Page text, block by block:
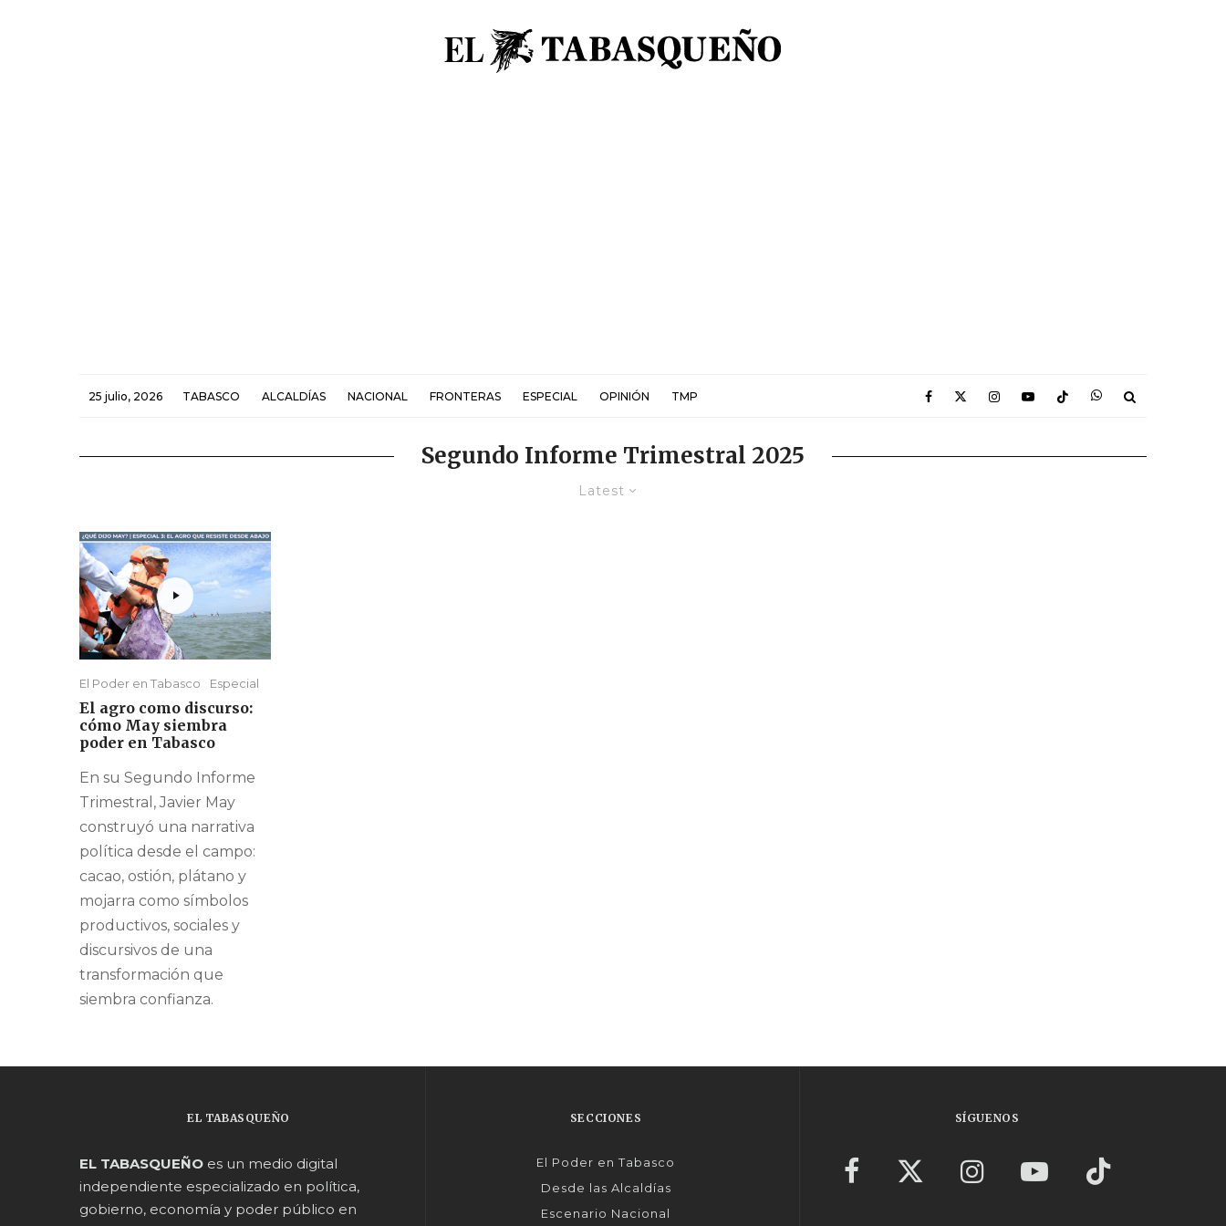
25 julio, 2026 TABASCO ALCALDÍAS NACIONAL FRONTERAS ESPECIAL OPINIÓN TMP
Segundo Informe Trimestral 2025
Latest
El Poder en Tabasco Especial
El agro como discurso:
cómo May siembra
poder en Tabasco
En su Segundo Informe
Trimestral, Javier May
construyó una narrativa
política desde el campo:
cacao, ostión, plátano y
mojarra como símbolos
productivos, sociales y
discursivos de una
transformación que
siembra confianza.
EL TABASQUEÑO
EL TABASQUEÑO es un medio digital
independiente especializado en política,
gobierno, economía y poder público en
SECCIONES
El Poder en Tabasco
Desde las Alcaldías
Escenario Nacional
SÍGUENOS